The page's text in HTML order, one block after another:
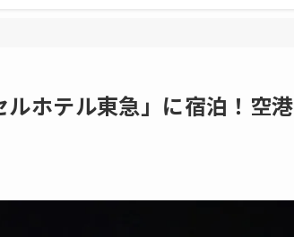
ルホテル東急」に宿泊！空港